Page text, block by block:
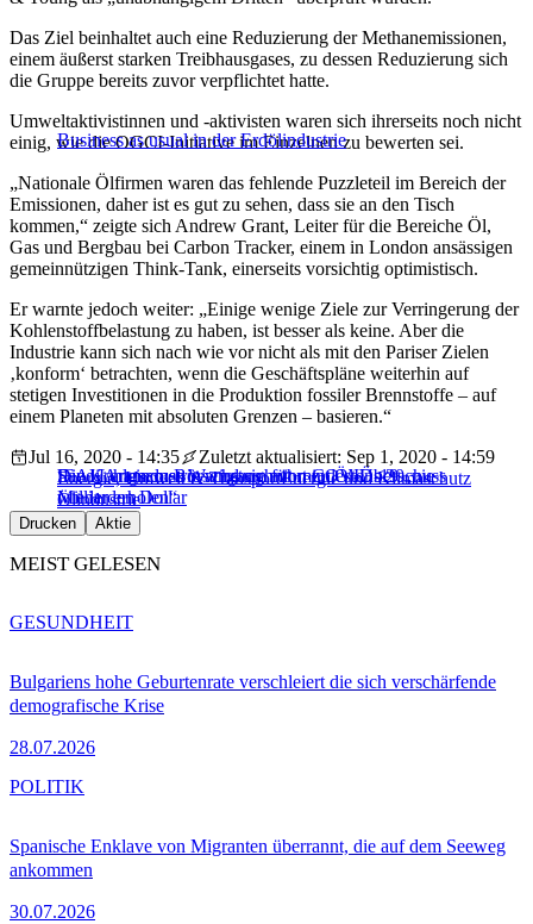
Das Ziel beinhaltet auch eine Reduzierung der Methanemissionen,
einem äußerst starken Treibhausgases, zu dessen Reduzierung sich
die Gruppe bereits zuvor verpflichtet hatte.
Business as usual in der Erdölindustrie
Umweltaktivistinnen und -aktivisten waren sich ihrerseits noch nicht
einig, wie die OGCI-Initiative im Einzelnen zu bewerten sei.
„Nationale Ölfirmen waren das fehlende Puzzleteil im Bereich der
Emissionen, daher ist es gut zu sehen, dass sie an den Tisch
kommen,“ zeigte sich Andrew Grant, Leiter für die Bereiche Öl,
Gas und Bergbau bei Carbon Tracker, einem in London ansässigen
gemeinnützigen Think-Tank, einerseits vorsichtig optimistisch.
Er warnte jedoch weiter: „Einige wenige Ziele zur Verringerung der
Kohlenstoffbelastung zu haben, ist besser als keine. Aber die
Industrie kann sich nach wie vor nicht als mit den Pariser Zielen
‚konform‘ betrachten, wenn die Geschäftspläne weiterhin auf
stetigen Investitionen in die Produktion fossiler Brennstoffe – auf
einem Planeten mit absoluten Grenzen – basieren.“
Saudi Aramco: Börsengang mit mindestens 20
Milliarden Dollar
IEA: Langsames Wachstum führt zu Öl-Überschuss
Die Kohleindustrie wird sich von COVID-19 „nie
wieder erholen“
Jul 16, 2020 - 14:35
Zuletzt aktualisiert: Sep 1, 2020 - 14:59
Energie, Umwelt & TransportEnergie und Klimaschutz
Ölindustrie
Drucken Aktie
MEIST GELESEN
Bulgariens hohe Geburtenrate verschleiert die sich verschärfende
demografische Krise
28.07.2026
GESUNDHEIT
Spanische Enklave von Migranten überrannt, die auf dem Seeweg
ankommen
30.07.2026
POLITIK